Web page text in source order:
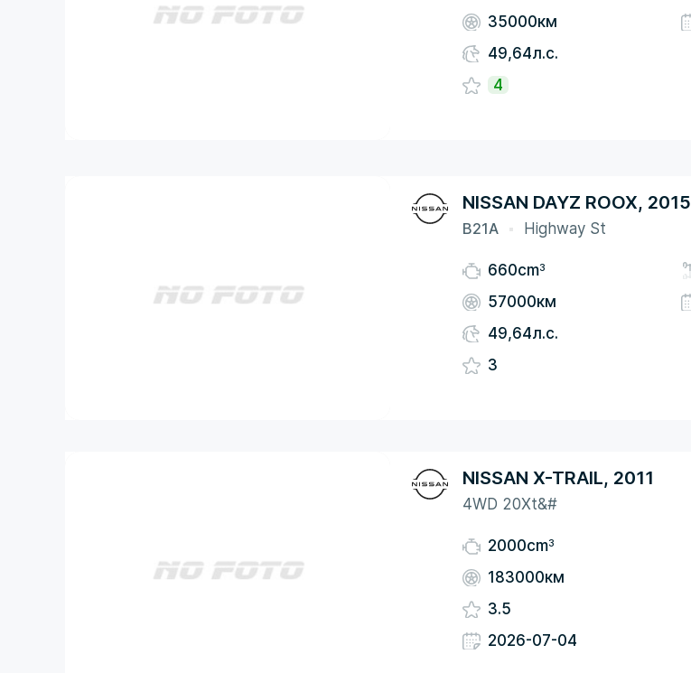
35000км
49,64л.с.
4
NISSAN DAYZ ROOX, 2015
B21A Highway St
660cm3
57000км
49,64л.с.
3
NISSAN X-TRAIL, 2011
4WD 20Xt&#
2000cm3
183000км
3.5
2026-07-04